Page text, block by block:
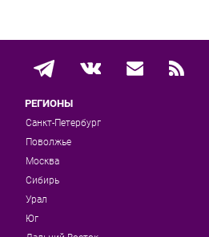
РЕГИОНЫ
Санкт-Петербург
Поволжье
Москва
Сибирь
Урал
Юг